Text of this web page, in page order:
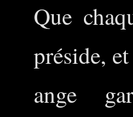
Que
préside,
ange